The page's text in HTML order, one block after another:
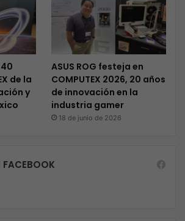
de la
y
ASUS ROG festeja en
COMPUTEX 2026, 20 años
de innovación en la
industria gamer
18 de junio de 2026
FACEBOOK